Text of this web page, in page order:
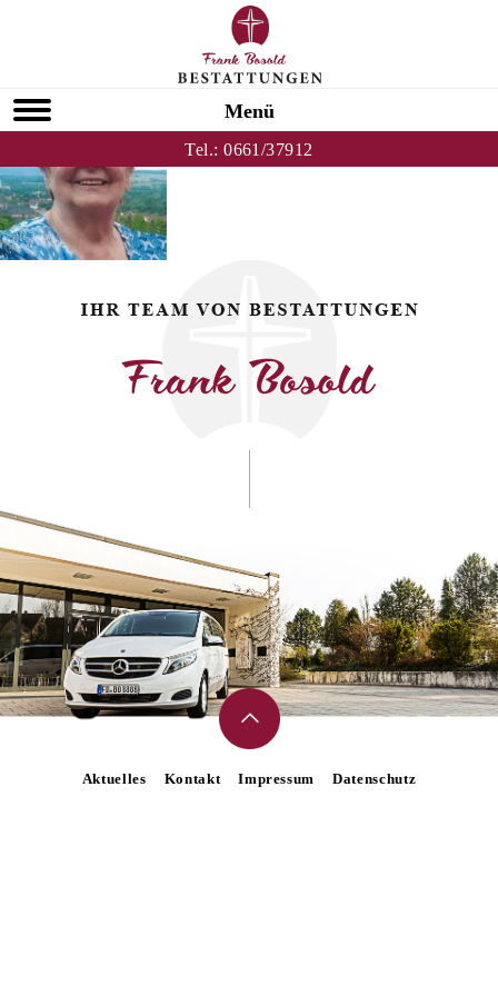
Menü
Tel.:0661/37912
BÜTTNER
Aktuelles Kontakt Impressum Datenschutz